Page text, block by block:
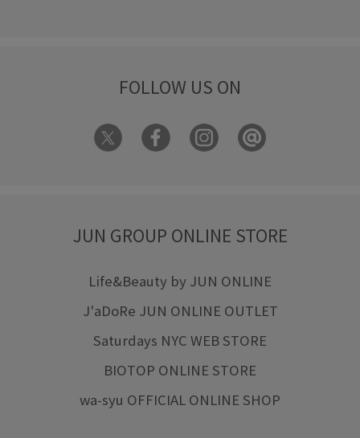
FOLLOW US ON
JUN GROUP ONLINE STORE
Life&Beauty by JUN ONLINE
J'aDoRe JUN ONLINE OUTLET
Saturdays NYC WEB STORE
BIOTOP ONLINE STORE
wa-syu OFFICIAL ONLINE SHOP